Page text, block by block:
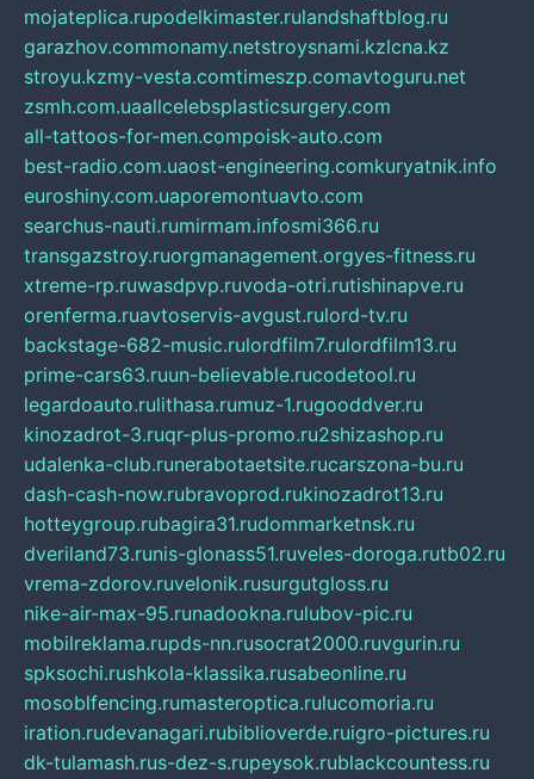
mojateplica.rupodelkimaster.rulandshaftblog.ru
garazhov.commonamy.netstroysnami.kzlcna.kz
stroyu.kzmy-vesta.comtimeszp.comavtoguru.net
zsmh.com.uaallcelebsplasticsurgery.com
all-tattoos-for-men.compoisk-auto.com
best-radio.com.uaost-engineering.comkuryatnik.info
euroshiny.com.uaporemontuavto.com
searchus-nauti.rumirmam.infosmi366.ru
transgazstroy.ruorgmanagement.orgyes-fitness.ru
xtreme-rp.ruwasdpvp.ruvoda-otri.rutishinapve.ru
orenferma.ruavtoservis-avgust.rulord-tv.ru
backstage-682-music.rulordfilm7.rulordfilm13.ru
prime-cars63.ruun-believable.rucodetool.ru
legardoauto.rulithasa.rumuz-1.rugooddver.ru
kinozadrot-3.ruqr-plus-promo.ru2shizashop.ru
udalenka-club.runerabotaetsite.rucarszona-bu.ru
dash-cash-now.rubravoprod.rukinozadrot13.ru
hotteygroup.rubagira31.rudommarketnsk.ru
dveriland73.runis-glonass51.ruveles-doroga.rutb02.ru
vrema-zdorov.ruvelonik.rusurgutgloss.ru
nike-air-max-95.runadookna.rulubov-pic.ru
mobilreklama.rupds-nn.rusocrat2000.ruvgurin.ru
spksochi.rushkola-klassika.rusabeonline.ru
mosoblfencing.rumasteroptica.rulucomoria.ru
iration.rudevanagari.rubiblioverde.ruigro-pictures.ru
dk-tulamash.rus-dez-s.rupeysok.rublackcountess.ru